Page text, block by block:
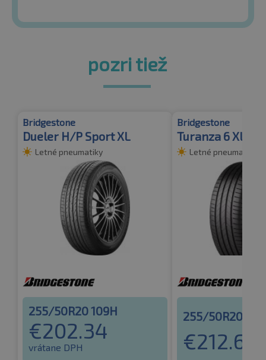
pozri tiež
Bridgestone
Dueler H/P Sport XL
Letné pneumatiky
255/50R20 109H
€202.34
vrátane DPH
Bridgestone
Turanza 6 XL
Letné pneumatiky
255/50R20
€212.65